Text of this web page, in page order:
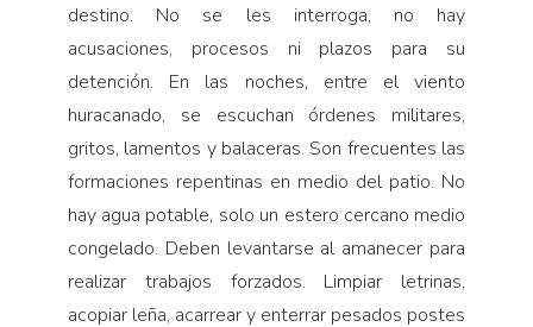
destino. No se les interroga, no hay
acusaciones, procesos ni plazos para su
detención. En las noches, entre el viento
huracanado, se escuchan órdenes militares,
gritos, lamentos y balaceras. Son frecuentes las
formaciones repentinas en medio del patio. No
hay agua potable, solo un estero cercano medio
congelado. Deben levantarse al amanecer para
realizar trabajos forzados. Limpiar letrinas,
acopiar leña, acarrear y enterrar pesados postes